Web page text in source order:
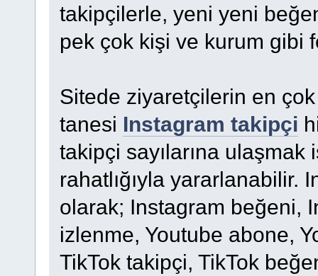
takipçilerle, yeni yeni
pek çok kişi ve kurum gibi
Sitede ziyaretçilerin en
tanesi Instagram takipçi
takipçi sayılarına
rahatlığıyla yararlanabilir.
olarak; Instagram beğeni,
izlenme, Youtube abone,
TikTok takipçi, TikTok